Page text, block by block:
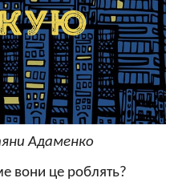
Адаменко
вони це роблять?